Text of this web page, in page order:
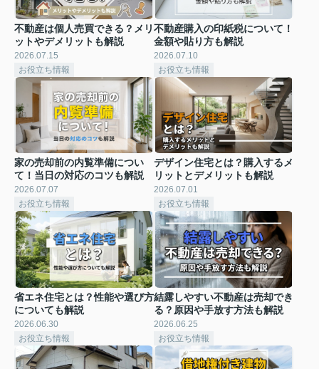
不動産は個人売買できる？メリ
ットやデメリットも解説
2026.07.15
お役立ち情報
不動産購入の印紙税について！
金額や貼り方も解説
2026.07.10
お役立ち情報
家の売却前の内覧準備につい
て！当日の対応のコツも解説
2026.07.07
お役立ち情報
デザイン住宅とは？購入するメ
リットとデメリットも解説
2026.07.01
お役立ち情報
省エネ住宅とは？性能や選び方
についても解説
2026.06.30
お役立ち情報
結露しやすい不動産は売却でき
る？原因や手放す方法も解説
2026.06.25
お役立ち情報